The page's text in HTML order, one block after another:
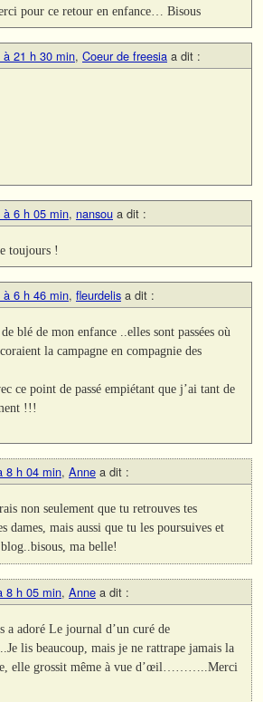
pour ce retour en enfance… Bisous
21 h 30 min, Coeur de freesia a dit :
à 6 h 05 min, nansou a dit :
toujours !
à 6 h 46 min, fleurdelis a dit :
blé de mon enfance ..elles sont passées où
la campagne en compagnie des
ce point de passé empiétant que j’ai tant de
!!!
8 h 04 min, Anne a dit :
non seulement que tu retrouves tes
dames, mais aussi que tu les poursuives et
ma belle!
8 h 05 min, Anne a dit :
adoré Le journal d’un curé de
beaucoup, mais je ne rattrape jamais la
elle grossit même à vue d’œil………..Merci